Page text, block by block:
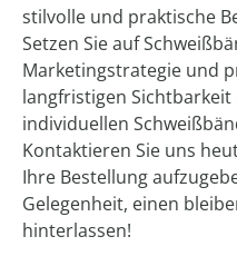
stilvolle und praktische
Setzen Sie auf
Marketingstrategie und
langfristigen
individuellen
Kontaktieren Sie uns
Ihre Bestellung
Gelegenheit, einen
hinterlassen!